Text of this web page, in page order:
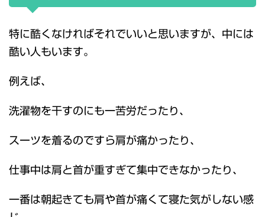
特に酷くなければそれでいいと思いますが、中には
酷い人もいます。
例えば、
洗濯物を干すのにも一苦労だったり、
スーツを着るのですら肩が痛かったり、
仕事中は肩と首が重すぎて集中できなかったり、
一番は朝起きても肩や首が痛くて寝た気がしない感